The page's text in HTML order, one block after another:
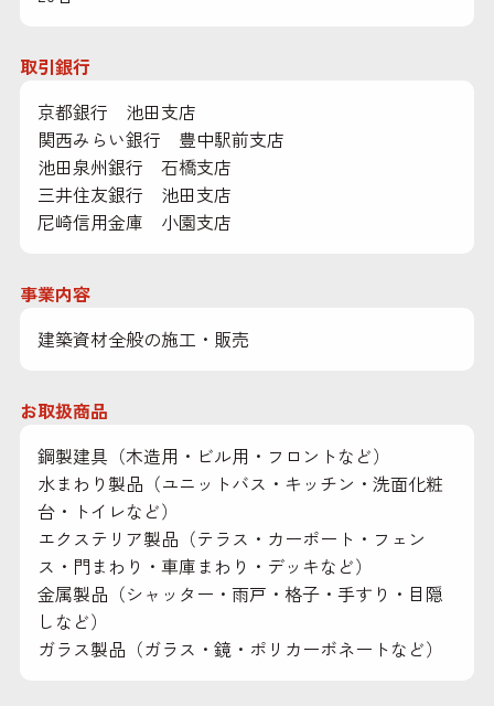
取引銀行
京都銀行 池田支店
関西みらい銀行 豊中駅前支店
池田泉州銀行 石橋支店
三井住友銀行 池田支店
尼崎信用金庫 小園支店
事業内容
建築資材全般の施工・販売
お取扱商品
鋼製建具（木造用・ビル用・フロントなど）
水まわり製品（ユニットバス・キッチン・洗面化粧
台・トイレなど）
エクステリア製品（テラス・カーポート・フェン
ス・門まわり・車庫まわり・デッキなど）
金属製品（シャッター・雨戸・格子・手すり・目隠
しなど）
ガラス製品（ガラス・鏡・ポリカーボネートなど）